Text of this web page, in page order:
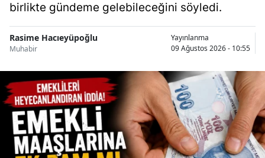
birlikte gündeme gelebileceğini söyledi.
Rasime Hacıeyüpoğlu
Muhabir
Yayınlanma
09 Ağustos 2026 - 10:55